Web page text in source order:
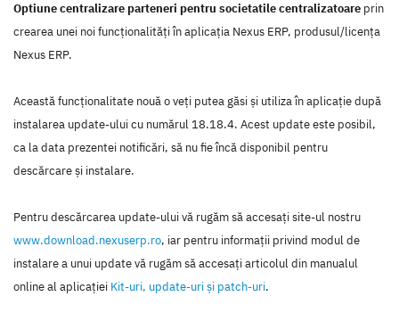
Optiune centralizare parteneri pentru societatile centralizatoare prin
crearea unei noi funcţionalităţi în aplicaţia Nexus ERP, produsul/licenţa
Nexus ERP.
Această funcţionalitate nouă o veţi putea găsi şi utiliza în aplicaţie după
instalarea update-ului cu numărul 18.18.4. Acest update este posibil,
ca la data prezentei notificări, să nu fie încă disponibil pentru
descărcare şi instalare.
Pentru descărcarea update-ului vă rugăm să accesaţi site-ul nostru
www.download.nexuserp.ro, iar pentru informaţii privind modul de
instalare a unui update vă rugăm să accesaţi articolul din manualul
online al aplicaţiei Kit-uri, update-uri şi patch-uri.